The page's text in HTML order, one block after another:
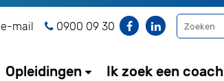
e-mail 0900 09 30
Opleidingen Ik zoek een coach